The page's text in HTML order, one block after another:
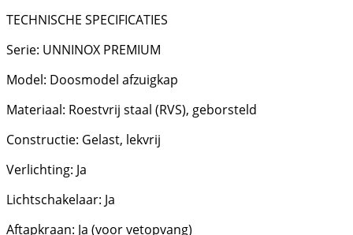
TECHNISCHE SPECIFICATIES
Serie: UNNINOX PREMIUM
Model: Doosmodel afzuigkap
Materiaal: Roestvrij staal (RVS), geborsteld
Constructie: Gelast, lekvrij
Verlichting: Ja
Lichtschakelaar: Ja
Aftapkraan: Ja (voor vetopvang)